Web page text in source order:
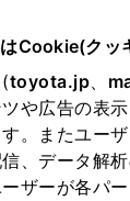
Cookie(クッ
toyota.jp、
や広告の表
。またユー
、データ解
ザーが各パ